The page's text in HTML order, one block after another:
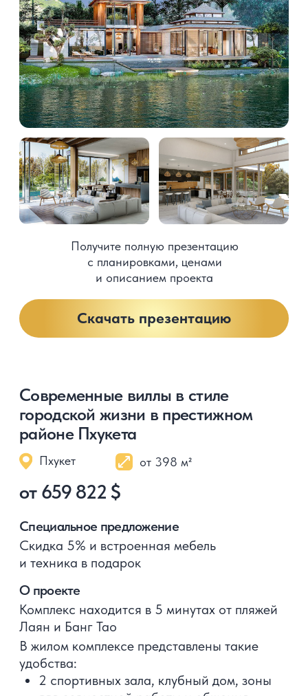
04
Помогаем нашим клиентам
инвестировать в недвижимость
на Пхукете
Сейчас отличное время для
инвестиций в недвижимость
на Пхукете
Высокий туристический сезон начинается
с ноября, и в этот период цены на жилье
Выбрать проект
Опытная команда
Thailand Villa Center